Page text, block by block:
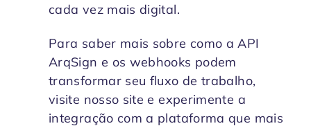
cada vez mais digital.
Para saber mais sobre como a API
ArqSign e os webhooks podem
transformar seu fluxo de trabalho,
visite nosso site e experimente a
integração com a plataforma que mais